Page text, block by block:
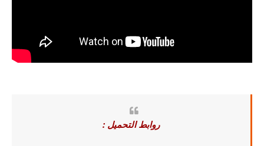
روابط التحميل :